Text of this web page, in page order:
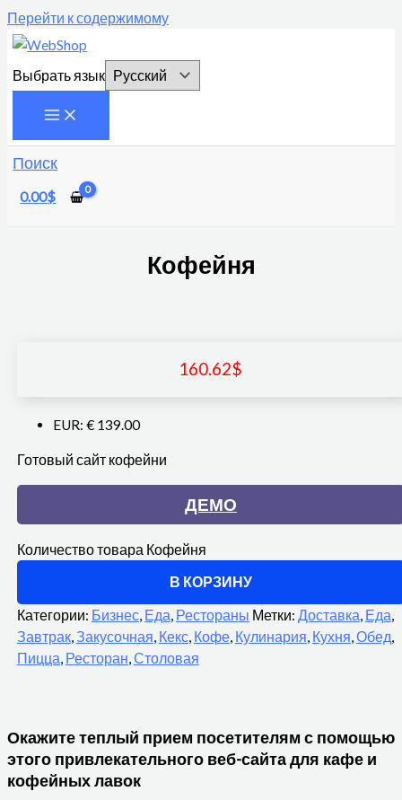
Перейти к содержимому
Выбрать язык
Поиск
0.00$
Кофейня
160.62$
EUR: € 139.00
Готовый сайт кофейни
ДЕМО
Количество товара Кофейня
В КОРЗИНУ
Категории: Бизнес, Еда, Рестораны Метки: Доставка, Еда,
Завтрак,Закусочная, Кекс, Кофе, Кулинария, Кухня,Обед,
Пицца, Ресторан,Столовая
Окажите теплый прием посетителям с помощью
этого привлекательного веб-сайта для кафе и
кофейных лавок